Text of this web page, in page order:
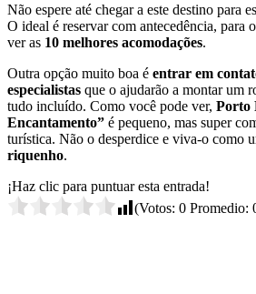
Não espere até chegar a este destino para
O ideal é reservar com antecedência, para
ver as 10 melhores acomodações.
Outra opção muito boa é entrar em
especialistas que o ajudarão a montar um
tudo incluído. Como você pode ver, Porto
Encantamento” é pequeno, mas super
turística. Não o desperdice e viva-o como
riquenho.
¡Haz clic para puntuar esta entrada!
(Votos: 0 Promedio: